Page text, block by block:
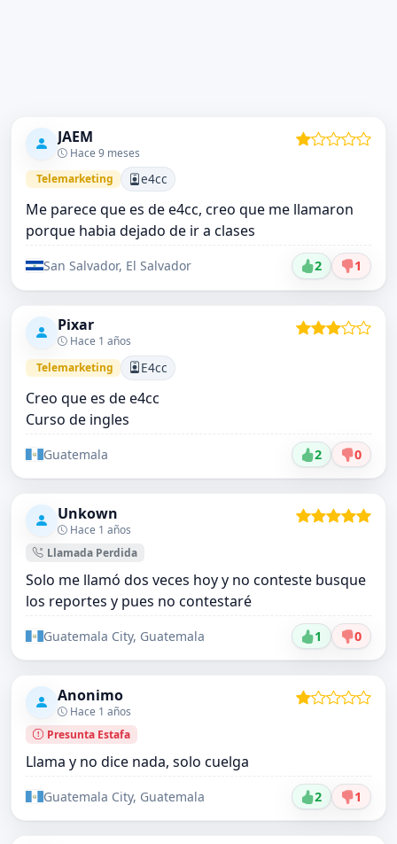
JAEM
Hace 9 meses
Telemarketing
e4cc
Me parece que es de e4cc, creo que me llamaron
porque habia dejado de ir a clases
San Salvador, El Salvador 2 1
Pixar
Hace 1 años
Telemarketing
E4cc
Creo que es de e4cc
Curso de ingles
Guatemala 2 0
Unkown
Hace 1 años
Llamada Perdida
Solo me llamó dos veces hoy y no conteste busque
los reportes y pues no contestaré
Guatemala City, Guatemala 1 0
Anonimo
Hace 1 años
Presunta Estafa
Llama y no dice nada, solo cuelga
Guatemala City, Guatemala 2 1